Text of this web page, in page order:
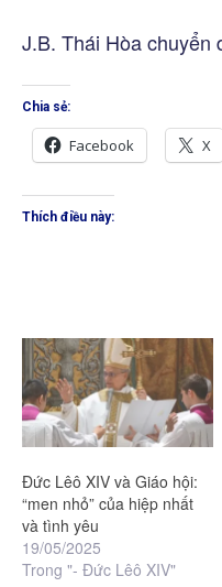
J.B. Thái Hòa chuyển
Chia sẻ:
Facebook X
Thích điều này:
Đức Lêô XIV và Giáo hội:
“men nhỏ” của hiệp nhất
và tình yêu
19/05/2025
Trong "- Đức Lêô XIV"